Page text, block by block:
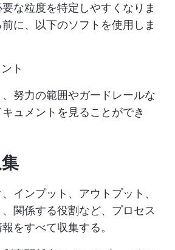
な粒度を特定しやすくなりま
に、以下のソフトを使用しま
ト
努力の範囲やガードレールな
ュメントを見ることができ
インプット、アウトプット、
関係する役割など、プロセス
をすべて収集する。